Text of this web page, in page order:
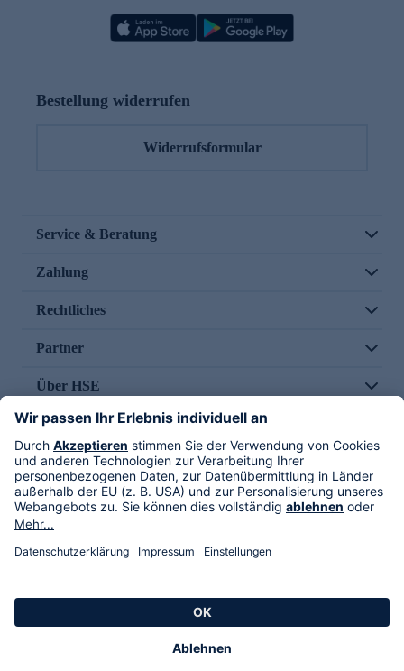
Bestellung widerrufen
Widerrufsformular
Service & Beratung
Zahlung
Rechtliches
Partner
Über HSE
Im TV
HSE International